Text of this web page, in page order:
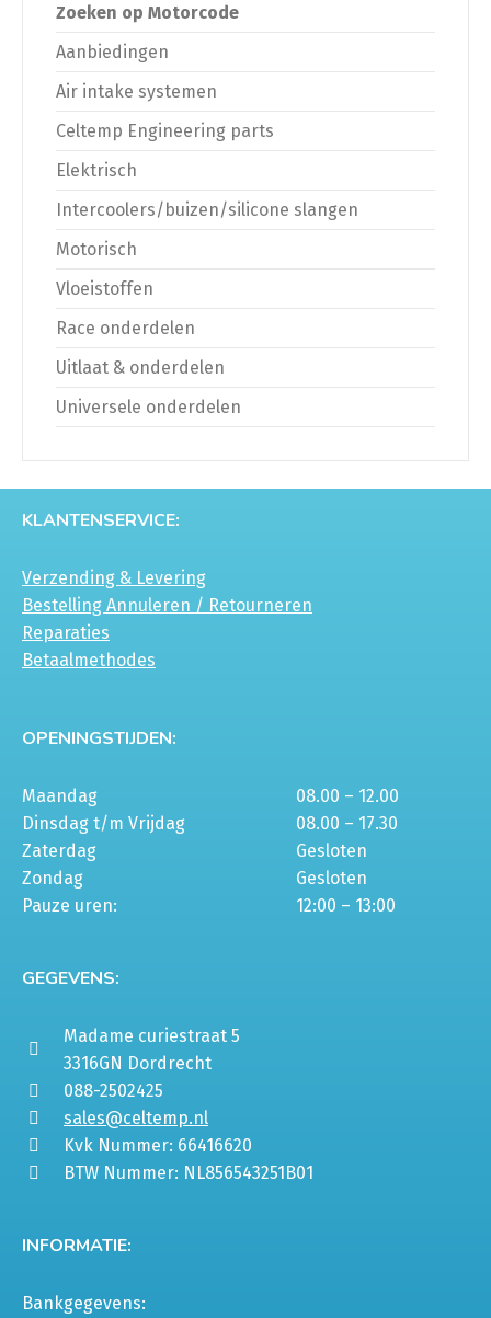
Zoeken op Motorcode
Aanbiedingen
Air intake systemen
Celtemp Engineering parts
Elektrisch
Intercoolers/buizen/silicone slangen
Motorisch
Vloeistoffen
Race onderdelen
Uitlaat & onderdelen
Universele onderdelen
KLANTENSERVICE:
Verzending & Levering
Bestelling Annuleren / Retourneren
Reparaties
Betaalmethodes
OPENINGSTIJDEN:
Maandag
08.00 – 12.00
Dinsdag t/m Vrijdag
08.00 – 17.30
Zaterdag
Gesloten
Zondag
Gesloten
Pauze uren:
12:00 – 13:00
GEGEVENS:
Madame curiestraat 5
3316GN Dordrecht
088-2502425
sales@celtemp.nl
Kvk Nummer: 66416620
BTW Nummer: NL856543251B01
INFORMATIE:
Bankgegevens: